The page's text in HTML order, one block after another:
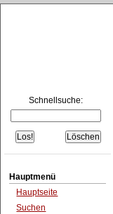
Schnellsuche:
Hauptmenü
Hauptseite
Suchen